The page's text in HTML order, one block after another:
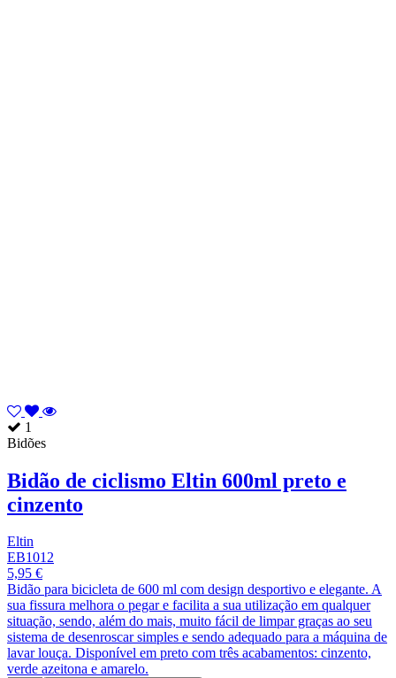
1
Bidões
Bidão de ciclismo Eltin 600ml preto e
cinzento
Eltin
EB1012
5,95 €
Bidão para bicicleta de 600 ml com design desportivo e elegante. A
sua fissura melhora o pegar e facilita a sua utilização em qualquer
situação, sendo, além do mais, muito fácil de limpar graças ao seu
sistema de desenroscar simples e sendo adequado para a máquina de
lavar louça. Disponível em preto com três acabamentos: cinzento,
verde azeitona e amarelo.